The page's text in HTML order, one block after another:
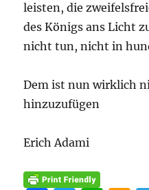
leisten, die
des Königs ans Licht
nicht tun, nicht in
Dem ist nun wirklich
hinzuzufügen
Erich Adami